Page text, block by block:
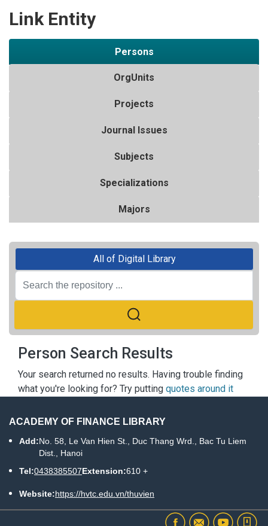
Link Entity
Persons
OrgUnits
Projects
Journal Issues
Subjects
Specializations
Majors
All of Digital Library
Person Search Results
Your search returned no results. Having trouble finding
what you're looking for? Try putting quotes around it
ACADEMY OF FINANCE LIBRARY
Add:No. 58, Le Van Hien St., Duc Thang Wrd., Bac Tu Liem
Dist., Hanoi
Tel:0438385507Extension:610 +
Website:https://hvtc.edu.vn/thuvien